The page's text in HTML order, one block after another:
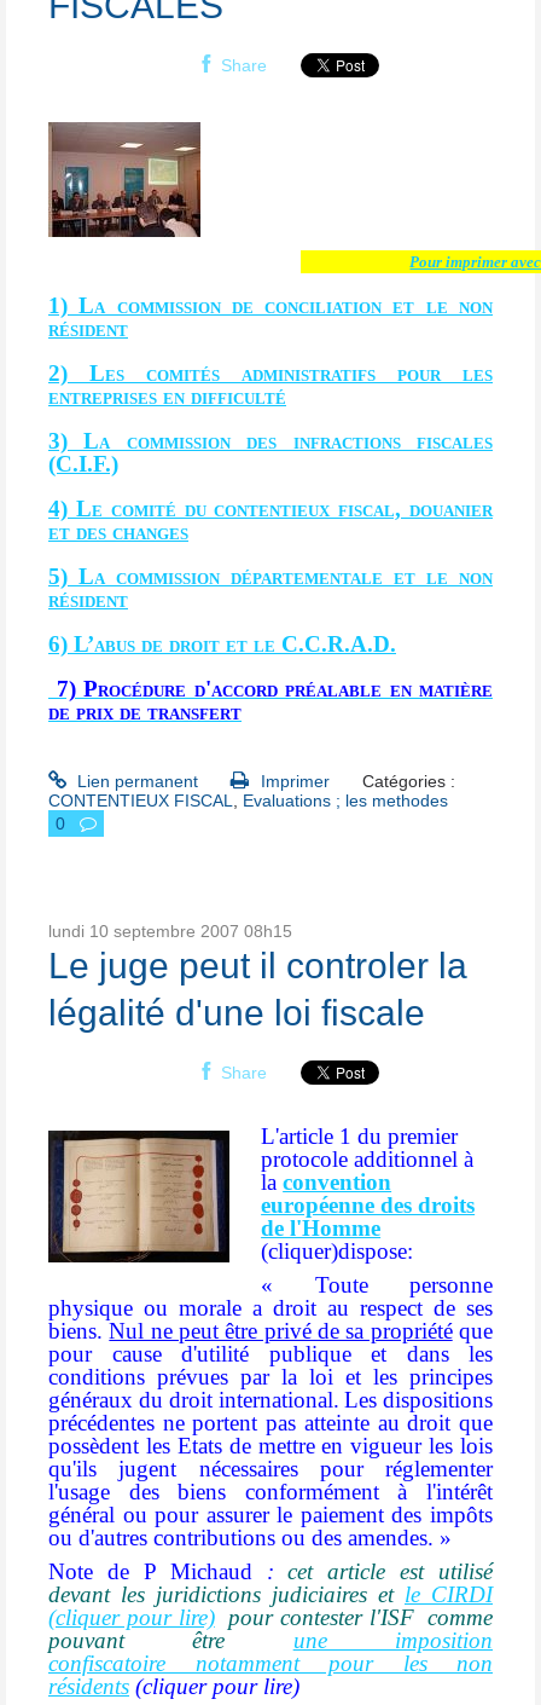
Share
Pour imprimer
1) La commission de conciliation et le non
résident
2) Les comités administratifs pour les
entreprises en difficulté
3) La commission des infractions fiscales
(C.I.F.)
4) Le comité du contentieux fiscal, douanier
et des changes
5) La commission départementale et le non
résident
6) L’abus de droit et le C.C.R.A.D.
7) Procédure d'accord préalable en matière
de prix de transfert
Lien permanent Imprimer
Catégories :
CONTENTIEUX FISCAL
Evaluations ; les methodes
0
lundi 10 septembre 2007 08h15
Le juge peut il controler la
légalité d'une loi fiscale
Share
L'article 1 du premier
protocole additionnel à
laconvention
européenne des droits
de l'Homme
(cliquer)dispose:
« Toute personne
physique ou morale a droit au respect de ses
biens.Nul ne peut être privé de sa propriétéque
pour cause d'utilité publique et dans les
conditions prévues par la loi et les principes
généraux du droit international. Les dispositions
précédentes ne portent pas atteinte au droit que
possèdent les Etats de mettre en vigueur les lois
qu'ils jugent nécessaires pour réglementer
l'usage des biens conformément à l'intérêt
général ou pour assurer le paiement des impôts
ou d'autres contributions ou des amendes. »
Note de P Michaud :cet article est utilisé
devant les juridictions judiciaires et le CIRDI
(cliquer pour lire)pour contester l'ISF comme
pouvant être une imposition
confiscatoire notamment pour les non
résidents (cliquer pour lire)